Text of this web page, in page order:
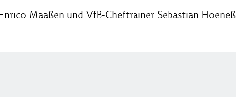
Maaßen und VfB-Cheftrainer Sebastian Hoeneß